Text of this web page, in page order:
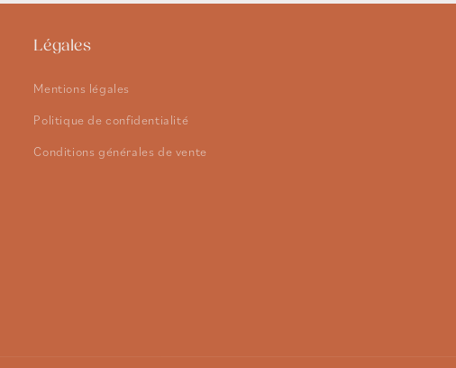
Légales
Mentions légales
Politique de confidentialité
Conditions générales de vente